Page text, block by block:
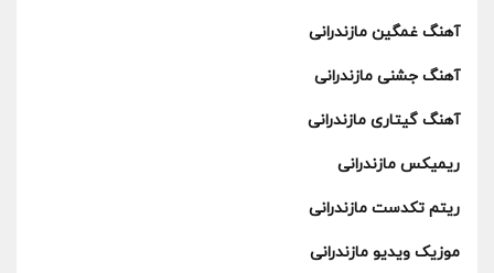
آهنگ غمگین مازندرانی
آهنگ جشنی مازندرانی
آهنگ گیتاری مازندرانی
ریمیکس مازندرانی
ریتم تکدست مازندرانی
موزیک ویدیو مازندرانی